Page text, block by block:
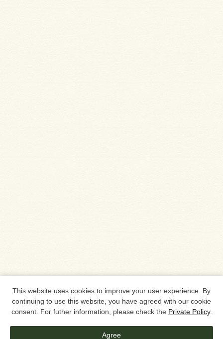
This website uses cookies to improve your user experience. By
continuing to use this website, you have agreed with our cookie
consent. For futher information, please check the Private Policy.
Agree